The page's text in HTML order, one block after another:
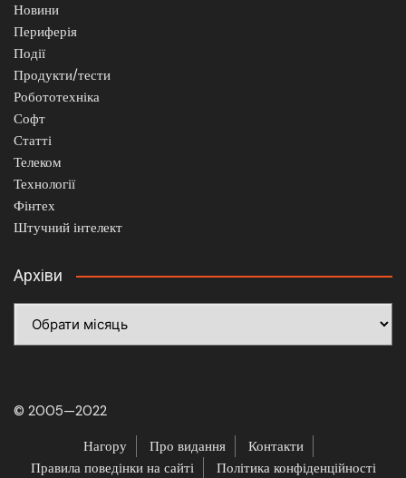
Новини
Периферія
Події
Продукти/тести
Робототехніка
Софт
Статті
Телеком
Технології
Фінтех
Штучний інтелект
Архіви
© 2005—2022
Нагору
Про видання
Контакти
Правила поведінки на сайті
Політика конфіденційності